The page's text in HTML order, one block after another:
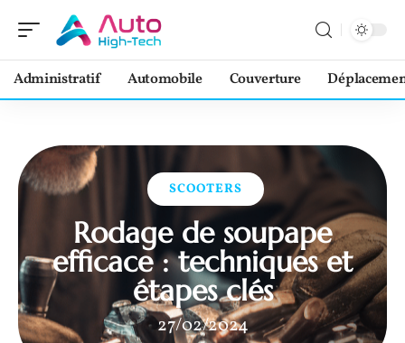
Administratif Automobile Couverture
SCOOTERS
Rodage de soupape
efficace : techniques et
étapes clés
27/02/2024